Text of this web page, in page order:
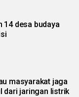
14 desa budaya
masyarakat jaga
dari jaringan listrik